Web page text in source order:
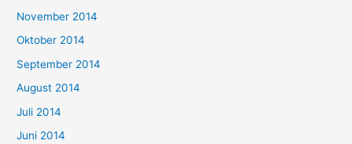
November 2014
Oktober 2014
September 2014
August 2014
Juli 2014
Juni 2014